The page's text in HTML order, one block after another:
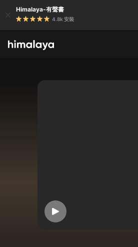
Himalaya-有聲書
4.8k 安裝